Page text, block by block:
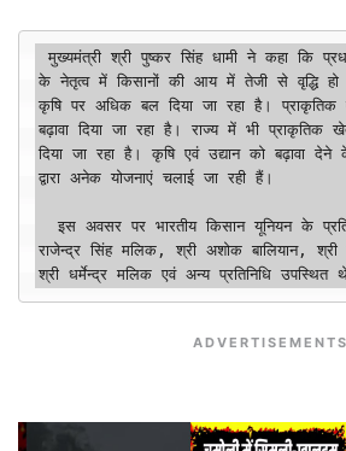
मुख्यमंत्री श्री पुष्कर सिंह धामी ने कहा कि प्रधानमंत्री श्री नरेन्द्र मोदी
के नेतृत्व में किसानों की आय में तेजी से वृद्धि हो
कृषि पर अधिक बल दिया जा रहा है।
बढ़ावा दिया जा रहा है। राज्य में भी प्राकृतिक
दिया जा रहा है। कृषि एवं उद्यान को बढ़ावा
द्वारा अनेक योजनाएं चलाई जा रही हैं।
  इस अवसर पर भारतीय किसान यूनियन के प्रतिनिधिमण्डल से श्री
राजेन्द्र सिंह मलिक, श्री अशोक बालियान,
श्री धर्मेन्द्र मलिक एवं अन्य प्रतिनिधि उपस्थित
ADVERTISEMENTS